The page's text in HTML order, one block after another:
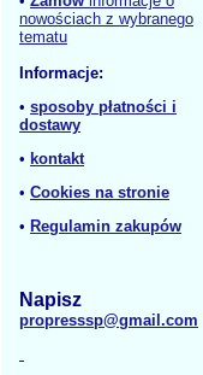
nowościach z wybranego
tematu
Informacje:
• sposoby płatności i
dostawy
• kontakt
• Cookies na stronie
• Regulamin zakupów
Napisz
propresssp@gmail.com